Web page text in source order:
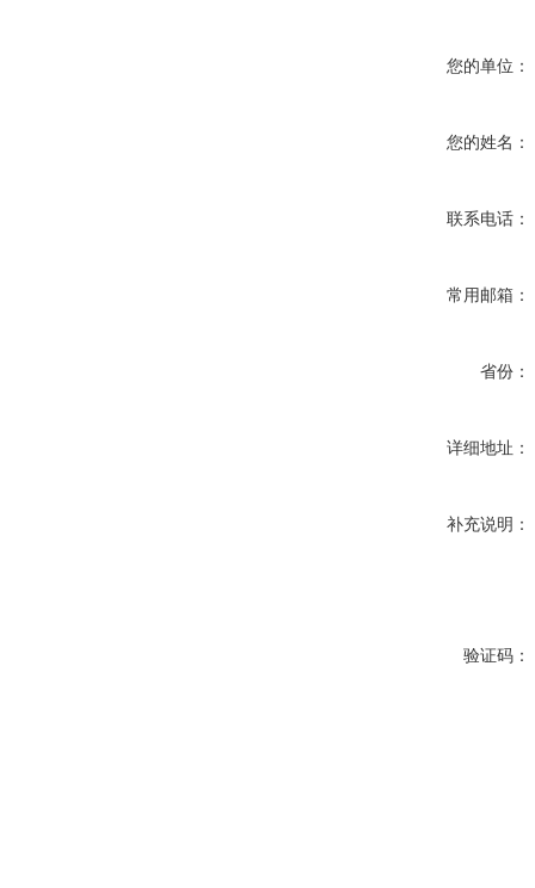
您的单位：
您的姓名：
联系电话：
常用邮箱：
省份：
详细地址：
补充说明：
验证码：